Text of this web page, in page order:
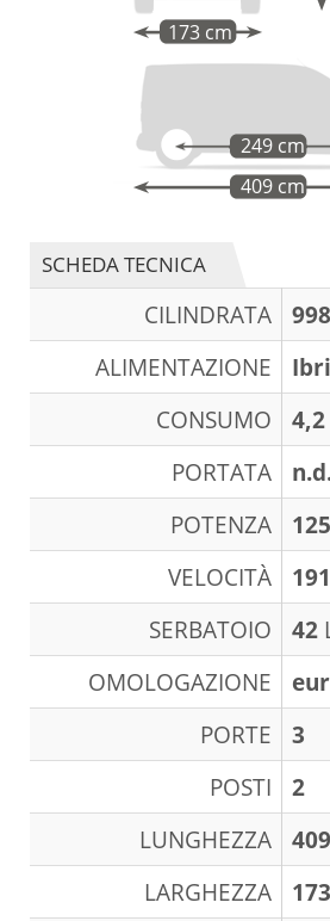
173 cm
409 cm
249 cm
SCHEDA TECNICA
CILINDRATA 998
ALIMENTAZIONE
CONSUMO
4,2
PORTATA
POTENZA
125
VELOCITÀ
191
SERBATOIO
42
OMOLOGAZIONE
PORTE
3
POSTI
2
LUNGHEZZA
409
LARGHEZZA
173